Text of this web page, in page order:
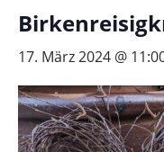
17. März 2024 @